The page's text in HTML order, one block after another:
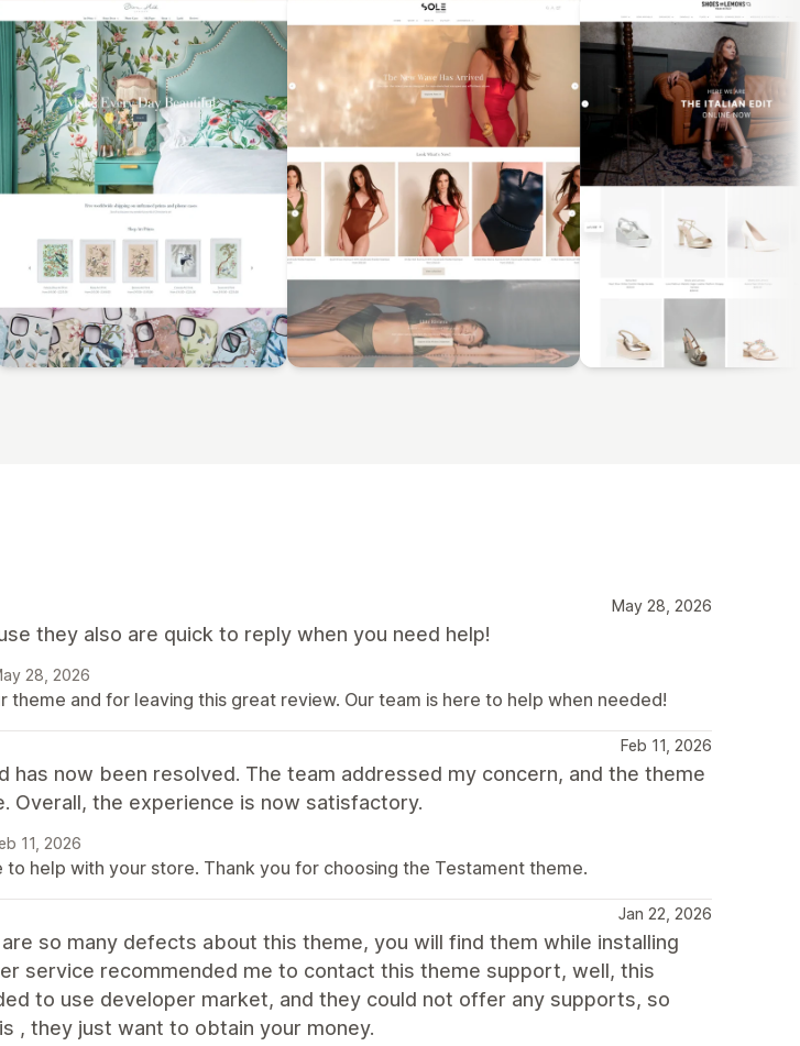
May 28, 2026
they also are quick to reply when you need help!
28, 2026
theme and for leaving this great review. Our team is here to help when needed!
Feb 11, 2026
has now been resolved. The team addressed my concern, and the theme
Overall, the experience is now satisfactory.
11, 2026
help with your store. Thank you for choosing the Testament theme.
Jan 22, 2026
so many defects about this theme, you will find them while installing
service recommended me to contact this theme support, well, this
to use developer market, and they could not offer any supports, so
, they just want to obtain your money.